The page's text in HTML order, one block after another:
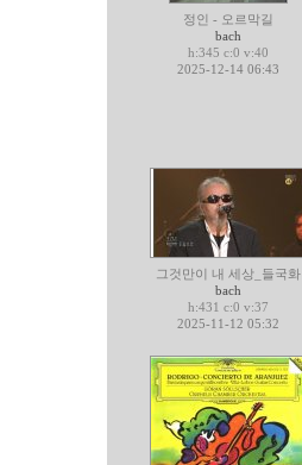
정인 - 오르막길
bach
h:345 c:0 v:40
2025-12-14 06:43
그것만이 내 세상_들국화
bach
h:431 c:0 v:37
2025-11-12 05:32